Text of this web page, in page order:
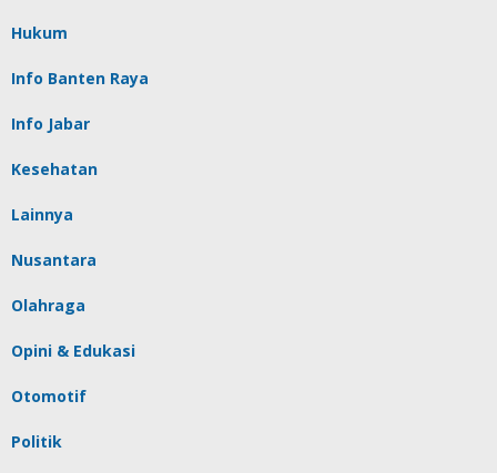
Hukum
Info Banten Raya
Info Jabar
Kesehatan
Lainnya
Nusantara
Olahraga
Opini & Edukasi
Otomotif
Politik